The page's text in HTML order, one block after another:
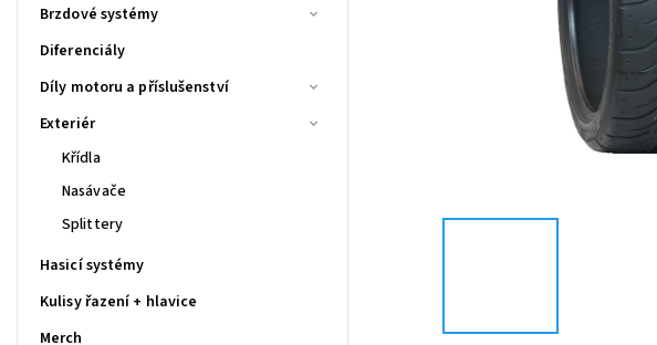
Brzdové systémy
Diferenciály
Díly motoru a příslušenství
Exteriér
Křídla
Nasávače
Splittery
Hasicí systémy
Kulisy řazení + hlavice
Merch